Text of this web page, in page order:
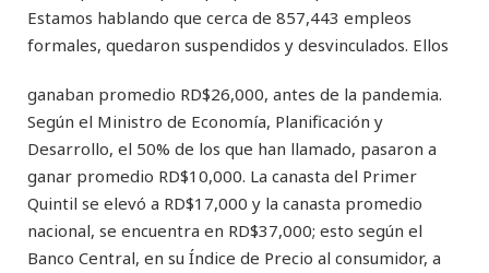
Estamos hablando que cerca de 857,443 empleos
formales, quedaron suspendidos y desvinculados. Ellos
ganaban promedio RD$26,000, antes de la pandemia.
Según el Ministro de Economía, Planificación y
Desarrollo, el 50% de los que han llamado, pasaron a
ganar promedio RD$10,000. La canasta del Primer
Quintil se elevó a RD$17,000 y la canasta promedio
nacional, se encuentra en RD$37,000; esto según el
Banco Central, en su Índice de Precio al consumidor, a